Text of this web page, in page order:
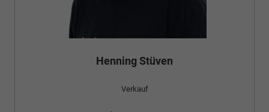
Henning Stüven
Verkauf